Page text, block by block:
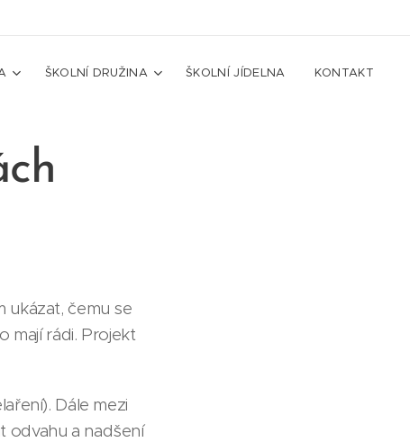
ŠKOLNÍ DRUŽINA ŠKOLNÍ JÍDELNA KONTAKT
ukázat, čemu se
mají rádi. Projekt
Dále mezi
odvahu a nadšení